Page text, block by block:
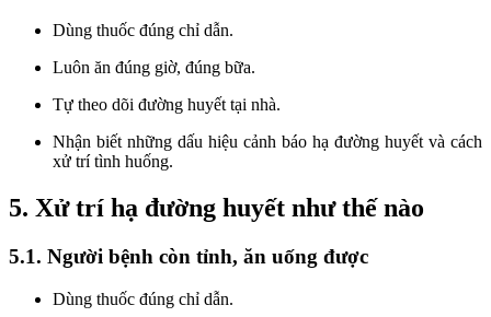
Dùng thuốc đúng chỉ dẫn.
Luôn ăn đúng giờ, đúng bữa.
Tự theo dõi đường huyết tại nhà.
Nhận biết những dấu hiệu cảnh báo hạ đường huyết và cách
xử trí tình huống.
5. Xử trí hạ đường huyết như thế nào
5.1. Người bệnh còn tỉnh, ăn uống được
Dùng thuốc đúng chỉ dẫn.